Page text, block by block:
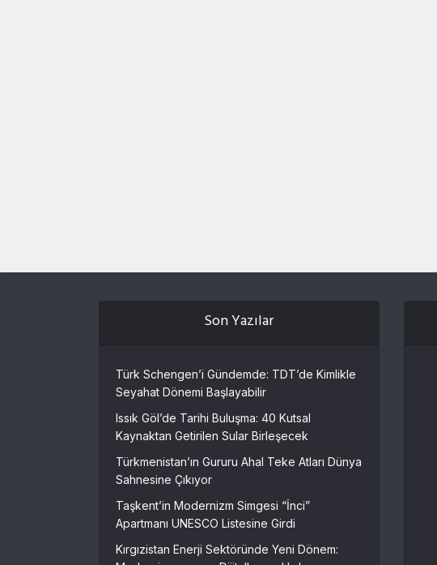
Son Yazılar
Türk Schengen’i Gündemde: TDT’de Kimlikle
Seyahat Dönemi Başlayabilir
Issık Göl’de Tarihi Buluşma: 40 Kutsal
Kaynaktan Getirilen Sular Birleşecek
Türkmenistan’ın Gururu Ahal Teke Atları Dünya
Sahnesine Çıkıyor
Taşkent’in Modernizm Simgesi “İnci”
Apartmanı UNESCO Listesine Girdi
Kırgızistan Enerji Sektöründe Yeni Dönem: